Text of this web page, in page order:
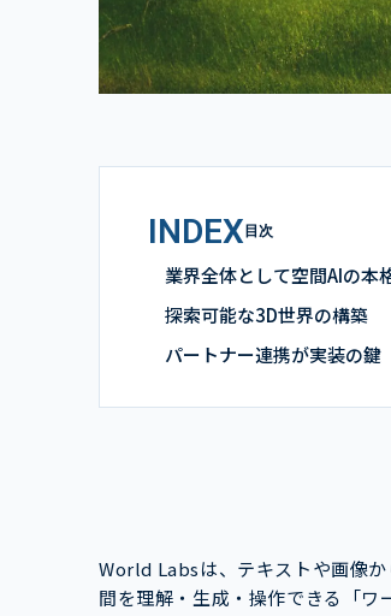
INDEX 目次
業界全体として空間AIの本
探索可能な3D世界の構築
パートナー連携が実装の鍵
World Labsは、テキストや画像
間を理解・生成・操作できる「ワ